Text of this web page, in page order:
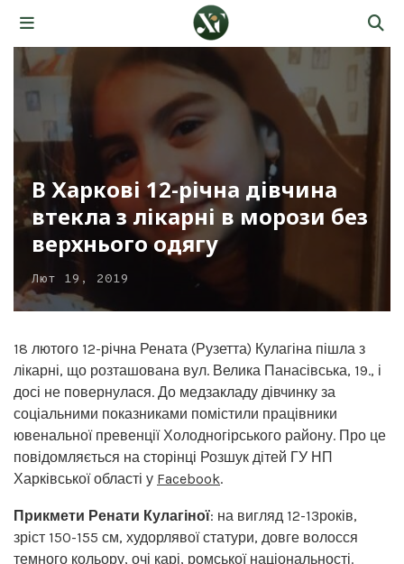
В Харкові 12-річна дівчина
втекла з лікарні в морози без
верхнього одягу
Лют 19, 2019
18 лютого 12-річна Рената (Рузетта) Кулагіна пішла з
лікарні, що розташована вул. Велика Панасівська, 19., і
досі не повернулася. До медзакладу дівчинку за
соціальними показниками помістили працівники
ювенальної превенції Холодногірського району. Про це
повідомляється на сторінці Розшук дітей ГУ НП
Харківської області у Facebook.
Прикмети Ренати Кулагіної: на вигляд 12-13років,
зріст 150-155 см, худорлявої статури, довге волосся
темного кольору, очі карі, ромської національності.